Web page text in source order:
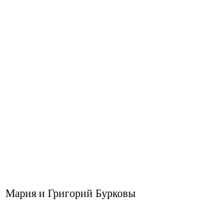
Мария и Григорий Бурковы